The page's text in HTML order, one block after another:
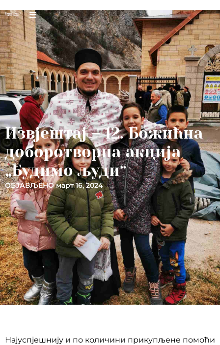
Извјештај – 12. Божићна
доборотворна акција
„Будимо људи“
ОБЈАВЉЕНО март 16, 2024
Најуспјешнију и по количини прикупљене помоћи